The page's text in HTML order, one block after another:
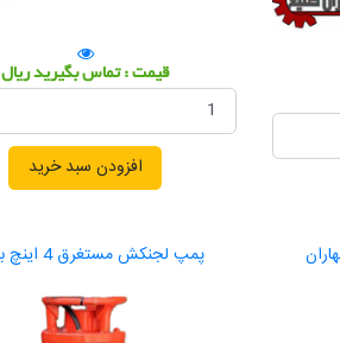
قیمت : تماس بگیرید ریال
افزودن سبد خرید
پمپ لجنکش مستغرق 4 اینچ بهاران